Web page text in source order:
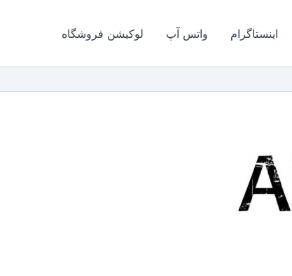
اینستاگرام واتس آپ لوکیشن فروشگاه